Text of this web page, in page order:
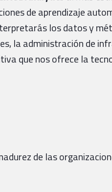
de aprendizaje
los datos y
la administración de
que nos ofrece la
de las